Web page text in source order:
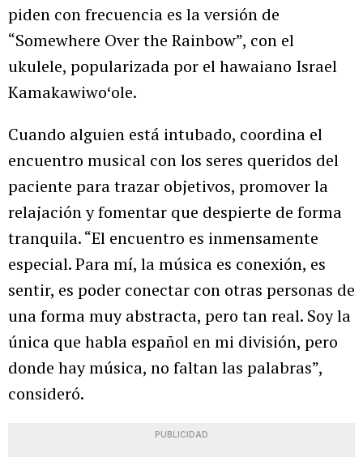
piden con frecuencia es la versión de
“Somewhere Over the Rainbow”, con el
ukulele, popularizada por el hawaiano Israel
Kamakawiwoʻole.
Cuando alguien está intubado, coordina el
encuentro musical con los seres queridos del
paciente para trazar objetivos, promover la
relajación y fomentar que despierte de forma
tranquila. “El encuentro es inmensamente
especial. Para mí, la música es conexión, es
sentir, es poder conectar con otras personas de
una forma muy abstracta, pero tan real. Soy la
única que habla español en mi división, pero
donde hay música, no faltan las palabras”,
consideró.
PUBLICIDAD